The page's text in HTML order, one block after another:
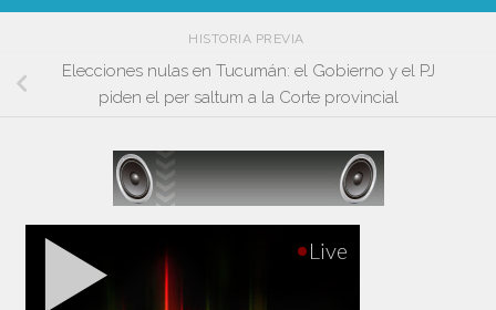
HISTORIA PREVIA
Elecciones nulas en Tucumán: el Gobierno y el PJ
piden el per saltum a la Corte provincial